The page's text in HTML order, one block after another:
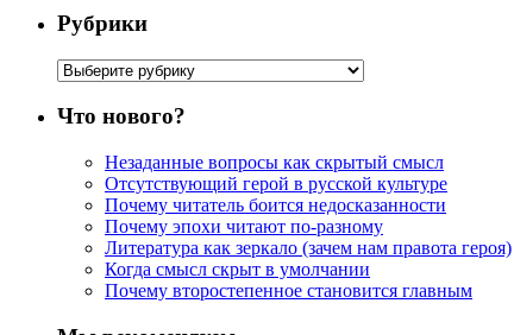
Рубрики
Рубрики
Что нового?
Незаданные вопросы как скрытый смысл
Отсутствующий герой в русской культуре
Почему читатель боится недосказанности
Почему эпохи читают по-разному
Литература как зеркало (зачем нам правота героя)
Когда смысл скрыт в умолчании
Почему второстепенное становится главным